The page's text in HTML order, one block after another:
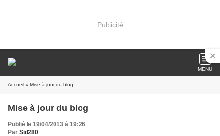
Publicité
MENU
Accueil » Mise à jour du blog
Mise à jour du blog
Publié le 19/04/2013 à 19:26
Par Sid280